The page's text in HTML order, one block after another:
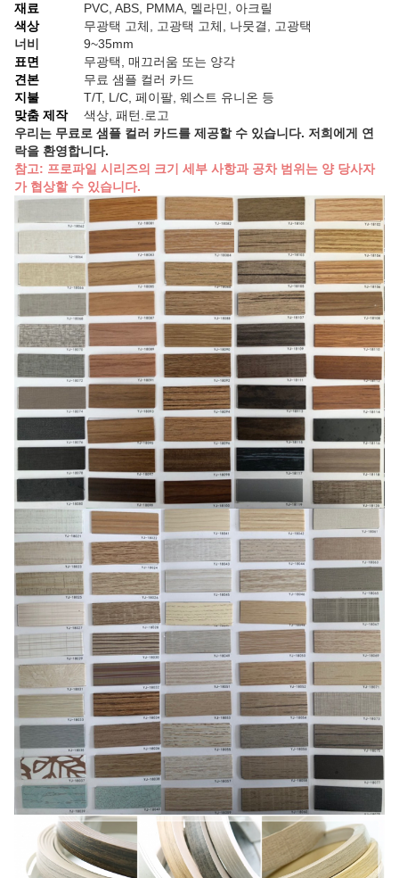
재료
PVC, ABS, PMMA, 멜라민, 아크릴
색상
무광택 고체, 고광택 고체, 나뭇결, 고광택
너비
9~35mm
표면
무광택, 매끄러움 또는 양각
견본
무료 샘플 컬러 카드
지불
T/T, L/C, 페이팔, 웨스트 유니온 등
맞춤 제작
색상, 패턴.로고
우리는 무료로 샘플 컬러 카드를 제공할 수 있습니다. 저희에게 연
락을 환영합니다.
참고: 프로파일 시리즈의 크기 세부 사항과 공차 범위는 양 당사자
가 협상할 수 있습니다.